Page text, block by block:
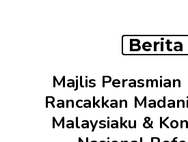
Berita
Majlis
Rancakkan
Malaysiaku &